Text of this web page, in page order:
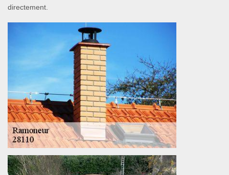
directement.